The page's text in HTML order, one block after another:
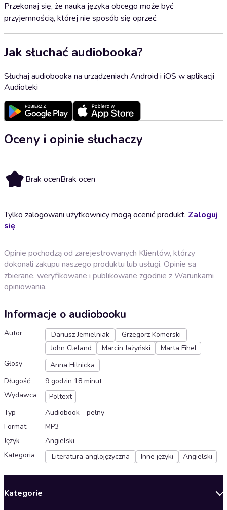
Przekonaj się, że nauka języka obcego może być
przyjemnością, której nie sposób się oprzeć.
Jak słuchać audiobooka?
Słuchaj audiobooka na urządzeniach Android i iOS w aplikacji
Audioteki
Oceny i opinie słuchaczy
Brak ocenBrak ocen
Tylko zalogowani użytkownicy mogą ocenić produkt. Zaloguj
się
Opinie pochodzą od zarejestrowanych Klientów, którzy
dokonali zakupu naszego produktu lub usługi. Opinie są
zbierane, weryfikowane i publikowane zgodnie zWarunkami
opiniowania.
Informacje o audiobooku
Autor Dariusz Jemielniak
Grzegorz Komerski
John Cleland
Marcin Jażyński
Marta Fihel
Głosy
Anna Hilnicka
Długość
9 godzin 18 minut
Wydawca
Poltext
Typ
Audiobook - pełny
Format
MP3
Język
Angielski
Kategoria
Literatura anglojęzyczna Inne języki Angielski
Kategorie